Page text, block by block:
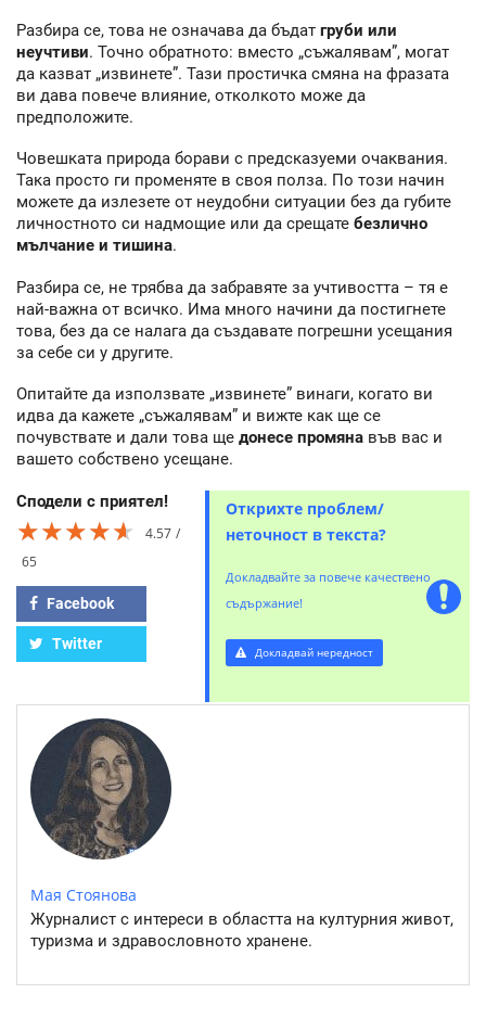
Разбира се, това не означава да бъдат груби или
неучтиви. Точно обратното: вместо „съжалявам”, могат
да казват „извинете”. Тази простичка смяна на фразата
ви дава повече влияние, отколкото може да
предположите.
Човешката природа борави с предсказуеми очаквания.
Така просто ги променяте в своя полза. По този начин
можете да излезете от неудобни ситуации без да губите
личностното си надмощие или да срещате безлично
мълчание и тишина.
Разбира се, не трябва да забравяте за учтивостта – тя е
най-важна от всичко. Има много начини да постигнете
това, без да се налага да създавате погрешни усещания
за себе си у другите.
Опитайте да използвате „извинете” винаги, когато ви
идва да кажете „съжалявам” и вижте как ще се
почувствате и дали това ще донесе промяна във вас и
вашето собствено усещане.
Сподели с приятел!
★★★★★
★★★★★
★★★★★
4.57
65
Facebook
Twitter
Открихте проблем/
неточност в текста?
Докладвайте за повече качествено
съдържание!
Докладвай нередност
Мая Стоянова
Журналист с интереси в областта на културния живот,
туризма и здравословното хранене.